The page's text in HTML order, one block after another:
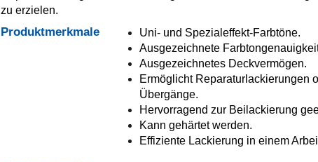
zu erzielen.
Produktmerkmale
Uni- und Spezialeffekt-Farbtöne.
Ausgezeichnete
Ausgezeichnetes Deckvermögen.
Ermöglicht Reparaturlackierungen
Übergänge.
Hervorragend zur Beilackierung
Kann gehärtet werden.
Effiziente Lackierung in einem